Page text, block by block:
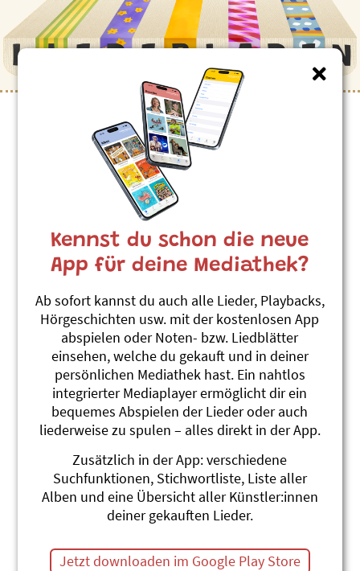
Kinderlieder zum Thema
”Fingervers”
Trudi Socke
Roland Zoss
Sing-Ding
#Fingervers #Kleider #Stricken
#Grosseltern
Stinkschnägg
Marius und die Jagdkapelle
Verschreckjäger
#Fingervers #Herbst #Pilz #Schnecke
Fünf nassi Spechte
Marius und die Jagdkapelle
Wildsaujagd
#Regen #Vögel #Wetter #Fingervers
#Specht
Dä (Fingervers)
Christian Schenker und Grüüveli
Tüüfeli
#Fingervers
Kennst du schon die neue
App für deine Mediathek?
Ab sofort kannst du auch alle Lieder, Playbacks,
Hörgeschichten usw. mit der kostenlosen App
abspielen oder Noten- bzw. Liedblätter
einsehen, welche du gekauft und in deiner
persönlichen Mediathek hast. Ein nahtlos
integrierter Mediaplayer ermöglicht dir ein
bequemes Abspielen der Lieder oder auch
liederweise zu spulen – alles direkt in der App.
Zusätzlich in der App: verschiedene
Suchfunktionen, Stichwortliste, Liste aller
Alben und eine Übersicht aller Künstler:innen
deiner gekauften Lieder.
Jetzt downloaden im Google Play Store